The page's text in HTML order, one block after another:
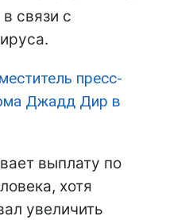
связи с
пресс-
Джадд Дир в
выплату по
хотя
увеличить